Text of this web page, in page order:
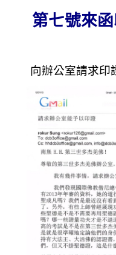
第七號來
向辦公室請求印